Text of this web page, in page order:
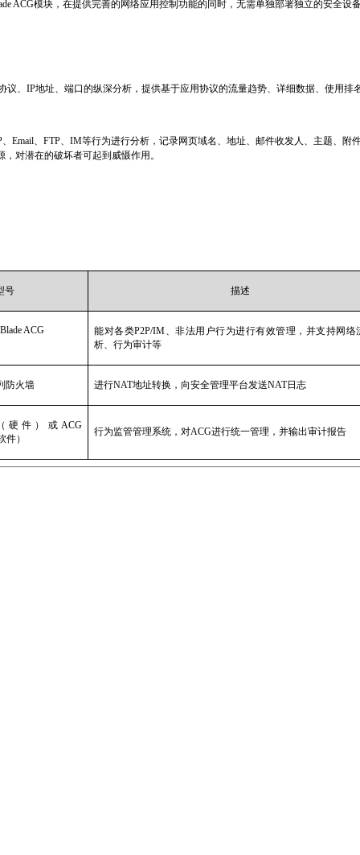
ACG模块，在提供完善的网络应用控制功能的同时，无需单独部署独立的安全
议、 IP地址、端口的纵深分析，提供基于应用协议的流量趋势、详细数据、使用
、 Email、 FTP、 IM等行为进行分析，记录网页域名、地址、邮件收发人、主题、附
对潜在的破坏者可起到威慑作用。
号 描述
ACG
能对各类P2P/IM、非法用户行为进行有效管理，并支持网络
析、行为审计等
防火墙 进行NAT地址转换，向安全管理平台发送NAT日志
（硬件）或 ACG
件）
行为监管管理系统，对ACG进行统一管理，并输出审计报告